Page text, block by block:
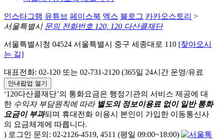
인스타그램 유튜브 페이스북 엑스 블로그 카카오스토리 >
서울특별시 문의 전화번호 120, 120 다산콜재단
서울특별시청 04524 서울특별시 중구 세종대로 110 [찾아오시
는 길]
대표전화: 02-120 또는 02-731-2120 (365일 24시간 운영/유료
안내팝업 열기
‘120다산콜재단’의 통화요금은 행정기관의 서비스 제공에 대
한 수익자 부담원칙에 따라 별도의 정보이용료 없이 일반 통화
요금이 부과되며 휴대전화 이용시 본인이 가입한 이동통신사
의 요금체계에 따릅니다.
) 로그인 문의: 02-2126-4519, 4511 (평일 09:00~18:00)